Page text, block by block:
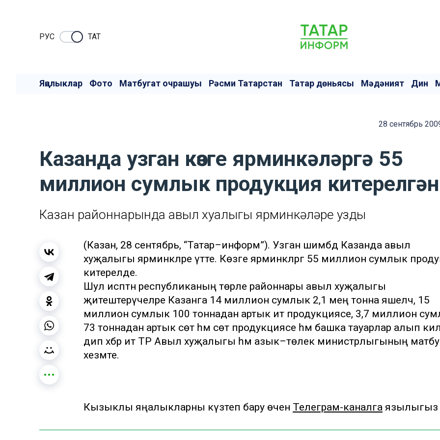
РУC ТАТ
Яңалыклар Фото Матбугат очрашуы Рәсми Татарстан Татар дөньясы Мәдәният Дин
28 сентябрь
Казанда узган көзге ярминкәләргә 55
миллион сумлык продукция китерелгән
Казан районнарында авыл хуҗалыгы ярминкәләре узды
(Казан, 28 сентябрь, “Татар–информ”). Узган шимбәдә Казанда авыл
хуҗалыгы ярминкәләре үтте. Көзге ярминкәләргә 55 миллион сумлык
китерелде.
Шул исәптән республиканың төрле районнары авыл хуҗалыгы
җитештерүчеләре Казанга 14 миллион сумлык 2,1 мең тонна яшелчә, 15
миллион сумлык 100 тоннадан артык ит продукциясе, 3,7 миллион
73 тоннадан артык сөт һәм сөт продукциясе һәм башка тауарлар алып
дип хәбәр итә ТР Авыл хуҗалыгы һәм азык–төлек министрлыгының
хезмәте.
Кызыклы яңалыкларны күзәтеп бару өчен Телеграм-каналга язылыгыз